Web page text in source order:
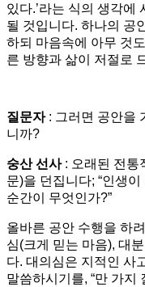
있다.’라는 식의 생각에
될 것입니다. 하나의 공
하되 마음속에 아무 것
른 방향과 삶이 저절로
질문자: 그러면 공안을
니까?
숭산 선사: 오래된 전통
문)을 던집니다; “인생이
순간이 무엇인가?”
올바른 공안 수행을 하
심(크게 믿는 마음), 대
다. 대의심은 지적인 사
말씀하시기를, “만 가지